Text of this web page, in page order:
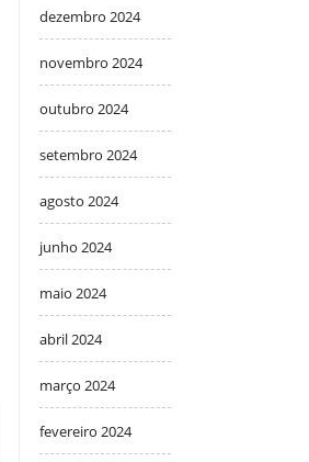
dezembro 2024
novembro 2024
outubro 2024
setembro 2024
agosto 2024
junho 2024
maio 2024
abril 2024
março 2024
fevereiro 2024